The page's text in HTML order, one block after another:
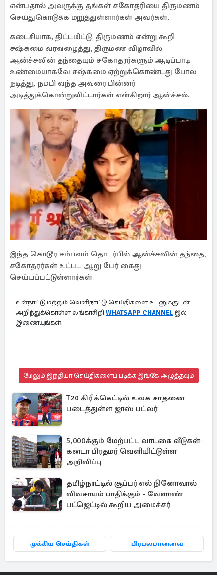
என்பதால் அவருக்கு தங்கள் சகோதரியை திருமணம்
செய்துகொடுக்க மறுத்துள்ளார்கள் அவர்கள்.
கடைசியாக, திட்டமிட்டு, திருமணம் என்று கூறி
சஷ்கமை வரவழைத்து, திருமண விழாவில்
ஆன்ச்சலின் தந்தையும் சகோதரர்களும் ஆடிப்பாடி
உண்மையாகவே சஷ்கமை ஏற்றுக்கொண்டது போல
நடித்து, நம்பி வந்த அவரை பின்னர்
அடித்துக்கொன்றுவிட்டார்கள் என்கிறார் ஆன்ச்சல்.
இந்த கொடூர சம்பவம் தொடர்பில் ஆன்ச்சலின் தந்தை,
சகோதரர்கள் உட்பட ஆறு பேர் கைது
செய்யப்பட்டுள்ளார்கள்.
உள்நாட்டு மற்றும் வெளிநாட்டு செய்திகளை உடனுக்குடன்
அறிந்துக்கொள்ள லங்காசிறி WHATSAPP CHANNEL இல்
இணையுங்கள்.
மேலும் இந்தியா செய்திகளைப் படிக்க இங்கே அழுத்தவும்
T20 கிரிக்கெட்டில் உலக சாதனை
படைத்துள்ள ஜாஸ் பட்லர்
5,000க்கும் மேற்பட்ட வாடகை வீடுகள்:
கனடா பிரதமர் வெளியிட்டுள்ள
அறிவிப்பு
தமிழ்நாட்டில் சூப்பர் எல் நினோவால்
விவசாயம் பாதிக்கும் - வேளாண்
பட்ஜெட்டில் கூறிய அமைச்சர்
முக்கிய செய்திகள் பிரபலமானவை